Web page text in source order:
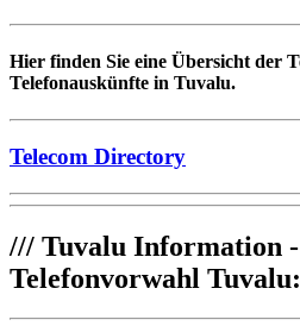
Hier finden Sie eine Übersicht der
Telefonauskünfte in Tuvalu.
Telecom Directory
/// Tuvalu Information
Telefonvorwahl